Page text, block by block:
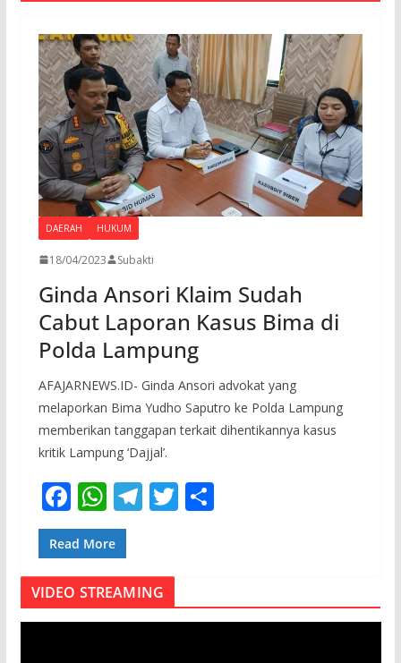
DAERAH HUKUM
18/04/2023 Subakti
Ginda Ansori Klaim Sudah
Cabut Laporan Kasus Bima di
Polda Lampung
AFAJARNEWS.ID- Ginda Ansori advokat yang
melaporkan Bima Yudho Saputro ke Polda Lampung
memberikan tanggapan terkait dihentikannya kasus
kritik Lampung ‘Dajjal’.
F
ac
e
b
o
W
h
at
s
A
T
gr
a
T S
Read More
VIDEO STREAMING